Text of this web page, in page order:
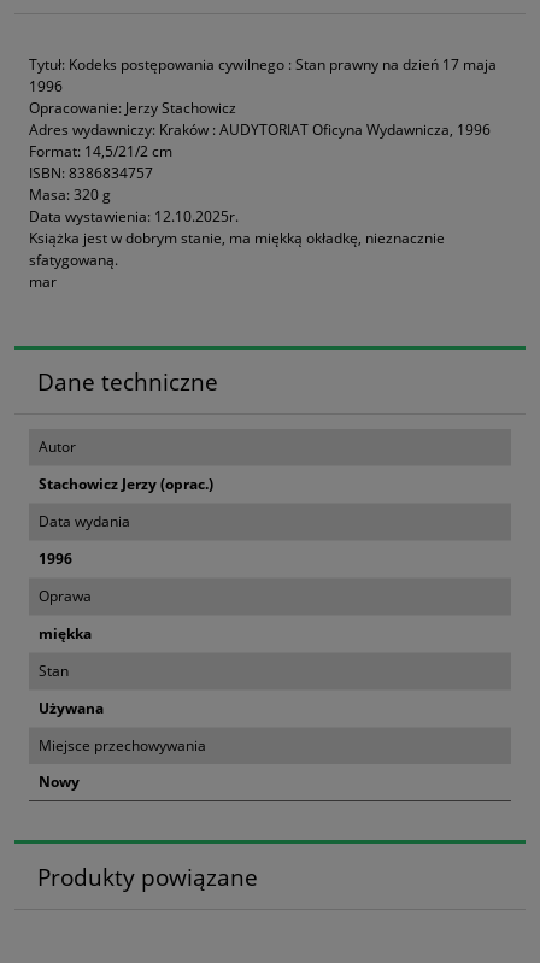
Tytuł: Kodeks postępowania cywilnego : Stan prawny na dzień 17 maja
1996
Opracowanie: Jerzy Stachowicz
Adres wydawniczy: Kraków : AUDYTORIAT Oficyna Wydawnicza, 1996
Format: 14,5/21/2 cm
ISBN: 8386834757
Masa: 320 g
Data wystawienia: 12.10.2025r.
Książka jest w dobrym stanie, ma miękką okładkę, nieznacznie
sfatygowaną.
mar
Dane techniczne
Autor
Stachowicz Jerzy (oprac.)
Data wydania
1996
Oprawa
miękka
Stan
Używana
Miejsce przechowywania
Nowy
Produkty powiązane